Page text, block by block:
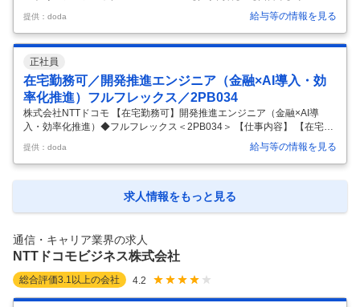
売施策の企画立案・推進◆リモート可・フルフレックス＜THS001＞
【具体的な仕事内容】 ～フレックス制度（コアタイムレス）、1時間単
位で取得できる有給休暇で柔軟な働き方が叶う～ ■業務内容 ・他社対抗
のための販売施策の企画立案・推進 - 商業施設での販売促進イベントの
規模拡大、生産性向上や効率化推進 ‐ リアル販売チャネル（ドコモショ
ップ）店頭での取り組み推進 ‐ 地域特性を踏まえたエリアマーケティン
グの推進 ‐ 支社内経営幹部レポート ■やりがい・魅力
提供：doda 給与等の情報を見る
正社員
在宅勤務可／開発推進エンジニア（金融×AI導入・効
率化推進）フルフレックス／2PB034
株式会社NTTドコモ 【在宅勤務可】開発推進エンジニア（金融×AI導
入・効率化推進）◆フルフレックス＜2PB034＞ 【仕事内容】 【在宅勤
務可】開発推進エンジニア（金融×AI導入・効率化推進）◆フルフレック
ス＜2PB034＞ 【具体的な仕事内容】 リモート可/ドコモが保有する金融
決済サービスへのAI導入検討、導入支援など/フルフレックス/金融決済×
AI導入×開発効率化推進 ■概要 NTTドコモのスマートライフ事業を支える
金融決済サービス領域で、開発部門の横断的なマネジメント業務を担う
提供：doda 給与等の情報を見る
求人情報をもっと見る
通信・キャリア業界の求人
NTTドコモビジネス株式会社
総合評価3.1 以上の会社 4.2